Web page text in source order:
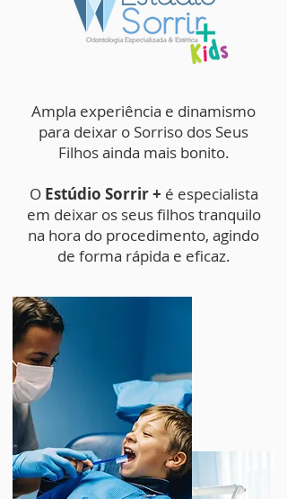
Ampla experiência e dinamismo
para deixar o Sorriso dos Seus
Filhos ainda mais bonito.
O Estúdio Sorrir + é especialista
em deixar os seus filhos tranquilo
na hora do procedimento, agindo
de forma rápida e eficaz.